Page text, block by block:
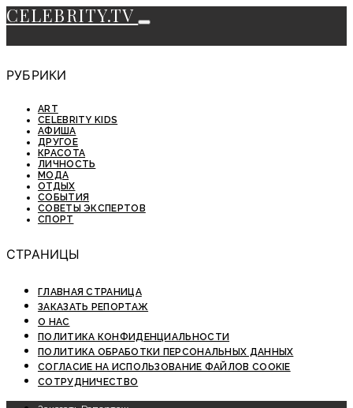
CELEBRITY.TV
РУБРИКИ
ART
CELEBRITY KIDS
АФИША
ДРУГОЕ
КРАСОТА
ЛИЧНОСТЬ
МОДА
ОТДЫХ
СОБЫТИЯ
СОВЕТЫ ЭКСПЕРТОВ
СПОРТ
СТРАНИЦЫ
ГЛАВНАЯ СТРАНИЦА
ЗАКАЗАТЬ РЕПОРТАЖ
О НАС
ПОЛИТИКА КОНФИДЕНЦИАЛЬНОСТИ
ПОЛИТИКА ОБРАБОТКИ ПЕРСОНАЛЬНЫХ ДАННЫХ
СОГЛАСИЕ НА ИСПОЛЬЗОВАНИЕ ФАЙЛОВ COOKIE
СОТРУДНИЧЕСТВО